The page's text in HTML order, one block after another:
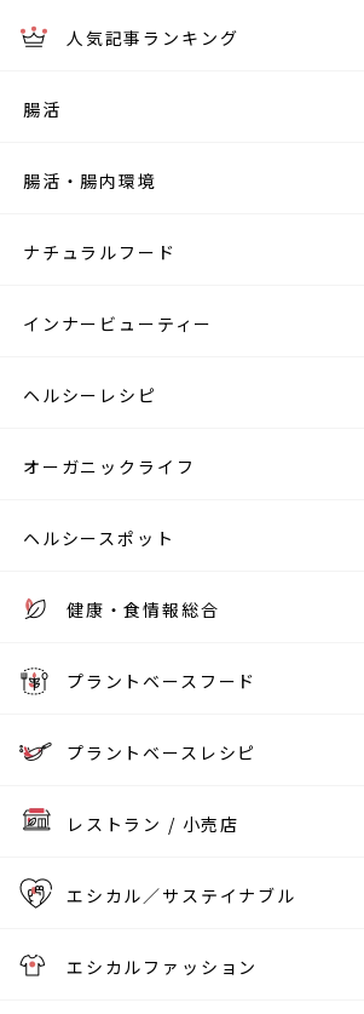
人気記事ランキング
腸活
腸活・腸内環境
ナチュラルフード
インナービューティー
ヘルシーレシピ
オーガニックライフ
ヘルシースポット
健康・食情報総合
プラントベースフード
プラントベースレシピ
レストラン / 小売店
エシカル／サステイナブル
エシカルファッション